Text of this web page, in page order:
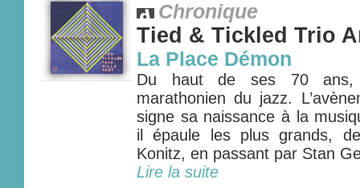
Chronique
Tied & Tickled Trio
La Place Démon
Du haut de ses 70
marathonien du jazz.
signe sa naissance à la
il épaule les plus grands,
Konitz, en passant par Stan
Lire la suite